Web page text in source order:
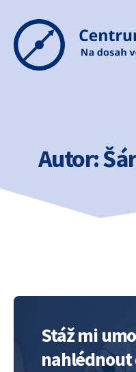
Autor:
Stáž mi
nahlédnout